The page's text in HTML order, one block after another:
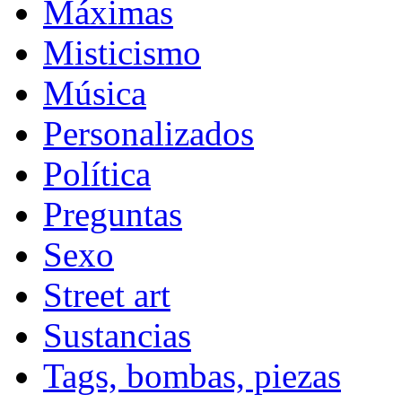
Máximas
Misticismo
Música
Personalizados
Política
Preguntas
Sexo
Street art
Sustancias
Tags, bombas, piezas